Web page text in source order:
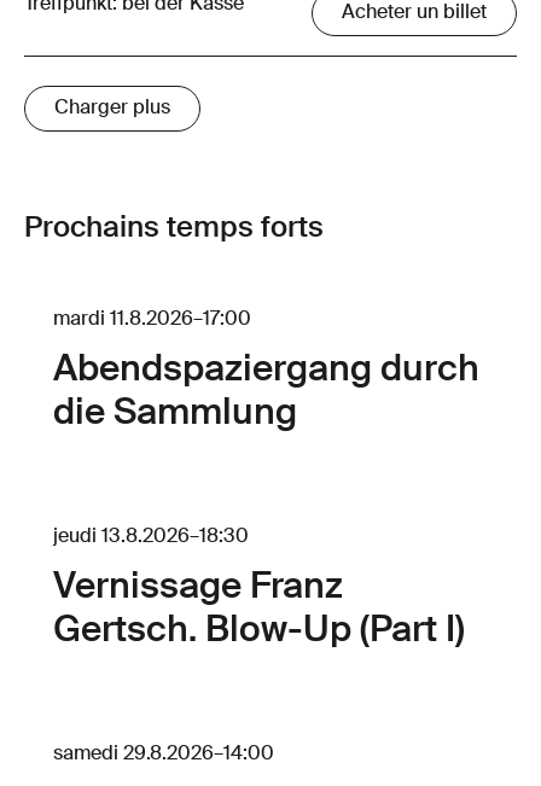
Treffpunkt: bei der Kasse Acheter un billet
Charger plus
Prochains temps forts
mardi 11.8.2026–17:00
Abendspaziergang durch
die Sammlung
jeudi 13.8.2026–18:30
Vernissage Franz
Gertsch. Blow-Up (Part I)
samedi 29.8.2026–14:00